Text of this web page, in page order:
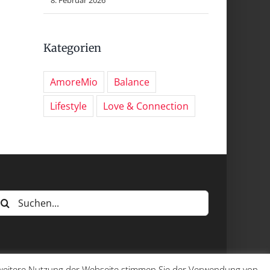
Kategorien
AmoreMio
Balance
Lifestyle
Love & Connection